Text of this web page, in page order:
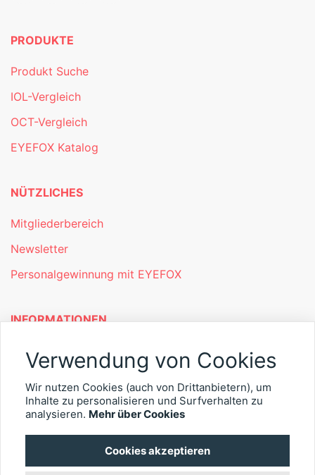
PRODUKTE
Produkt Suche
IOL-Vergleich
OCT-Vergleich
EYEFOX Katalog
NÜTZLICHES
Mitgliederbereich
Newsletter
Personalgewinnung mit EYEFOX
INFORMATIONEN
Was ist EYEFOX – Ihre Möglichkeiten
Kontakt
Verwendung von Cookies
Wir nutzen Cookies (auch von Drittanbietern), um
Inhalte zu personalisieren und Surfverhalten zu
analysieren. Mehr über Cookies
Cookies akzeptieren